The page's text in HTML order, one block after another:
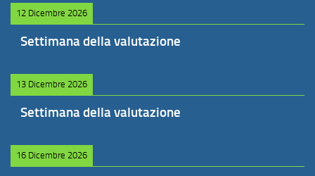
12 Dicembre 2026
Settimana della valutazione
13 Dicembre 2026
Settimana della valutazione
16 Dicembre 2026